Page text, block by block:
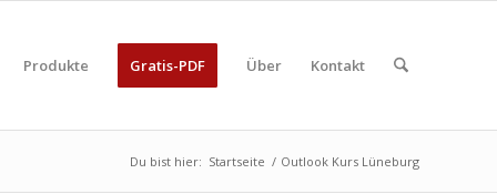
Produkte Gratis-PDF Über Kontakt
Du bist hier: Startseite / Outlook Kurs Lüneburg